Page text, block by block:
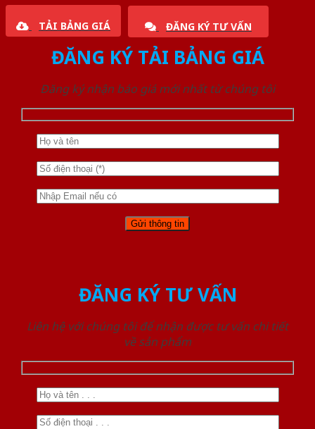
TẢI BẢNG GIÁ ĐĂNG KÝ TƯ VẤN
ĐĂNG KÝ TẢI BẢNG GIÁ
Đăng ký nhận báo giá mới nhất từ chúng tôi
ĐĂNG KÝ TƯ VẤN
Liên hệ với chúng tôi để nhận được tư vấn chi tiết
về sản phẩm